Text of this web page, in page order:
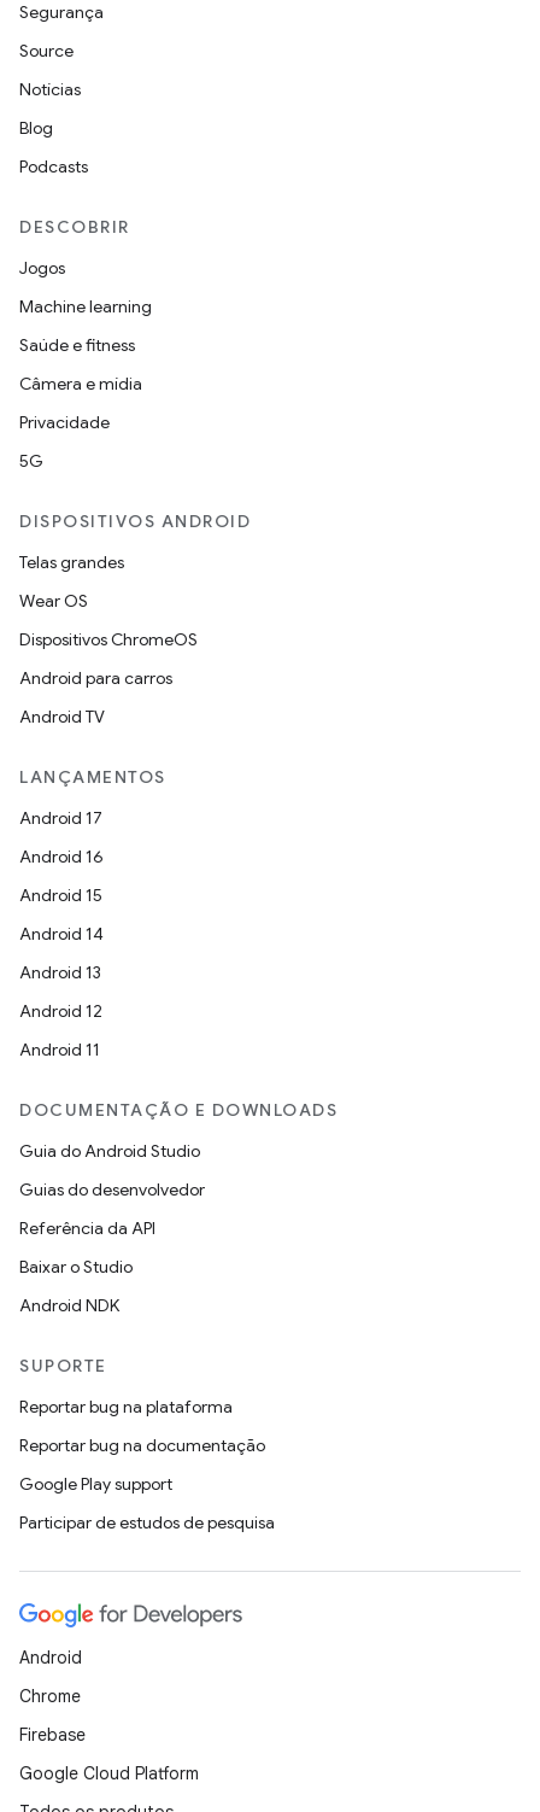
Segurança
Source
Notícias
Blog
Podcasts
DESCOBRIR
Jogos
Machine learning
Saúde e fitness
Câmera e mídia
Privacidade
5G
DISPOSITIVOS ANDROID
Telas grandes
Wear OS
Dispositivos ChromeOS
Android para carros
Android TV
LANÇAMENTOS
Android 17
Android 16
Android 15
Android 14
Android 13
Android 12
Android 11
DOCUMENTAÇÃO E DOWNLOADS
Guia do Android Studio
Guias do desenvolvedor
Referência da API
Baixar o Studio
Android NDK
SUPORTE
Reportar bug na plataforma
Reportar bug na documentação
Google Play support
Participar de estudos de pesquisa
Android
Chrome
Firebase
Google Cloud Platform